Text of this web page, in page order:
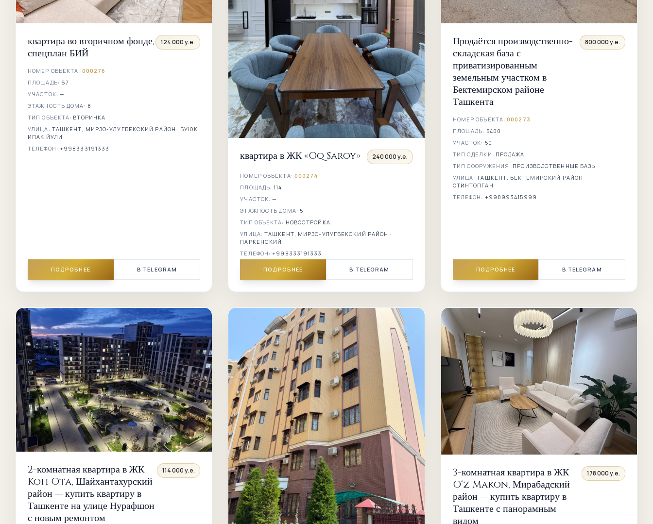
квартира во вторичном фонде,
спецплан БИЙ
124 000 у.е.
НОМЕР ОБЪЕКТА: 000276
ПЛОЩАДЬ: 67
УЧАСТОК: —
ЭТАЖНОСТЬ ДОМА: 8
ТИП ОБЪЕКТА: ВТОРИЧКА
УЛИЦА: ТАШКЕНТ, МИРЗО-УЛУГБЕКСКИЙ РАЙОН · БУЮК
ИПАК ЙУЛИ
ТЕЛЕФОН: +998333191333
ПОДРОБНЕЕ В TELEGRAM
квартира в ЖК «Oq Saroy» 240 000 у.е.
НОМЕР ОБЪЕКТА: 000274
ПЛОЩАДЬ:114
УЧАСТОК:—
ЭТАЖНОСТЬ ДОМА: 5
ТИП ОБЪЕКТА: НОВОСТРОЙКА
УЛИЦА:ТАШКЕНТ, МИРЗО-УЛУГБЕКСКИЙ РАЙОН ·
ПАРКЕНСКИЙ
ТЕЛЕФОН: +998333191333
ПОДРОБНЕЕ В TELEGRAM
Продаётся производственно-
складская база с
приватизированным
земельным участком в
Бектемирском районе
Ташкента
800 000 у.е.
НОМЕР ОБЪЕКТА:000273
ПЛОЩАДЬ: 5400
УЧАСТОК: 50
ТИП СДЕЛКИ: ПРОДАЖА
ТИП СООРУЖЕНИЯ: ПРОИЗВОДСТВЕННЫЕ БАЗЫ
УЛИЦА:ТАШКЕНТ, БЕКТЕМИРСКИЙ РАЙОН ·
ОТИНТОПГАН
ТЕЛЕФОН: +998993415999
ПОДРОБНЕЕ В TELEGRAM
2-комнатная квартира в ЖК
Koh Ota, Шайхантахурский
район — купить квартиру в
Ташкенте на улице Нурафшон
с новым ремонтом
114 000 у.е.
3-комнатная квартира в ЖК
O‘z Makon, Мирабадский
район — купить квартиру в
Ташкенте с панорамным
видом
178 000 у.е.